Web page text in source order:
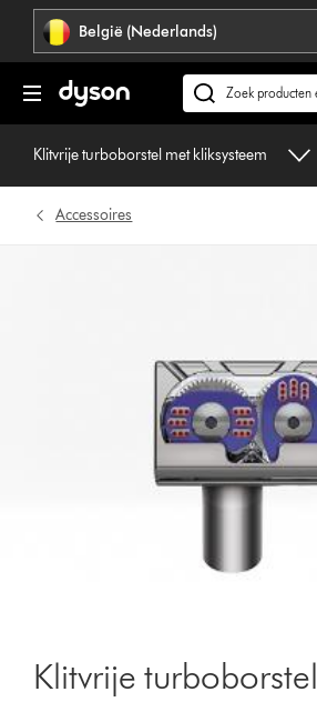
Navigatie
overslaan
België (Nederlands)
Zoek
op
dyson.be
Klitvrije turboborstel met kliksysteem
Accessoires
Klitvrije turboborstel